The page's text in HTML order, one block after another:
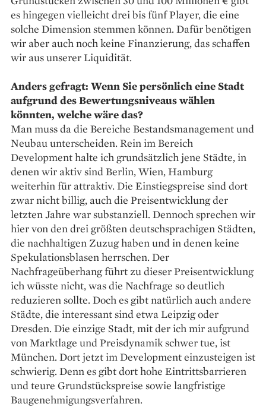
es hingegen vielleicht drei bis fünf Player, die eine
solche Dimension stemmen können. Dafür benötigen
wir aber auch noch keine Finanzierung, das schaffen
wir aus unserer Liquidität.
Anders gefragt: Wenn Sie persönlich eine Stadt
aufgrund des Bewertungsniveaus wählen
könnten, welche wäre das?
Man muss da die Bereiche Bestandsmanagement und
Neubau unterscheiden. Rein im Bereich
Development halte ich grundsätzlich jene Städte, in
denen wir aktiv sind Berlin, Wien, Hamburg
weiterhin für attraktiv. Die Einstiegspreise sind dort
zwar nicht billig, auch die Preisentwicklung der
letzten Jahre war substanziell. Dennoch sprechen wir
hier von den drei größten deutschsprachigen Städten,
die nachhaltigen Zuzug haben und in denen keine
Spekulationsblasen herrschen. Der
Nachfrageüberhang führt zu dieser Preisentwicklung
ich wüsste nicht, was die Nachfrage so deutlich
reduzieren sollte. Doch es gibt natürlich auch andere
Städte, die interessant sind etwa Leipzig oder
Dresden. Die einzige Stadt, mit der ich mir aufgrund
von Marktlage und Preisdynamik schwer tue, ist
München. Dort jetzt im Development einzusteigen ist
schwierig. Denn es gibt dort hohe Eintrittsbarrieren
und teure Grundstückspreise sowie langfristige
Baugenehmigungsverfahren.